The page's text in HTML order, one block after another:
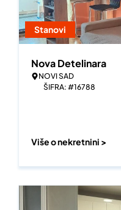
Stanovi
Nova Detelinara
NOVI SAD
ŠIFRA: #16788
Više o nekretnini >